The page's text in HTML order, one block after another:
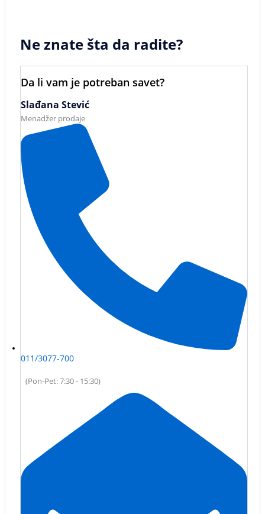
Ne znate šta da radite?
Da li vam je potreban savet?
Slađana Stević
Menadžer prodaje
011/3077-700
(Pon-Pet: 7:30 - 15:30)